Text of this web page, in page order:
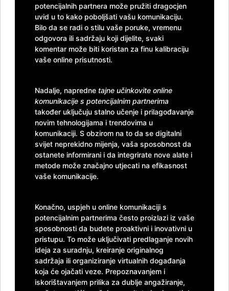
potencijalnih partnera može pružiti dragocjen
uvid u to kako poboljšati vašu komunikaciju.
Bilo da se radi o stilu vaše poruke, vremenu
odgovora ili sadržaju koji dijelite, svaki
komentar može biti koristan za finu kalibraciju
vaše online prisutnosti.
Nadalje, napredne tajne učinkovite online
komunikacije s potencijalnim partnerima
također uključuju stalno učenje i prilagođavanje
novim tehnologijama i trendovima u
komunikaciji. S obzirom na to da se digitalni
svijet neprekidno mijenja, vaša sposobnost da
ostanete informirani i da integrirate nove alate i
metode može značajno utjecati na efikasnost
vaše komunikacije.
Konačno, uspjeh u online komunikaciji s
potencijalnim partnerima često proizlazi iz vaše
sposobnosti da budete proaktivni i inovativni u
pristupu. To može uključivati predlaganje novih
ideja za suradnju, kreiranje originalnog
sadržaja ili organiziranje virtualnih događanja
koja će ojačati veze. Prepoznavanjem i
iskorištavanjem prilika za dublje angažiranje,
SNJEŽANA / Kod #119
TRAŽIM:ispunjavanje želja, seks, masaža,
prijateljstvo